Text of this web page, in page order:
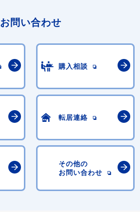
お問い合わせ
購入相談
転居連絡
その他の
お問い合わせ